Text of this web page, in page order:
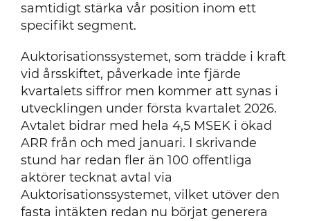
samtidigt stärka vår position inom ett
specifikt segment.
Auktorisationssystemet, som trädde i kraft
vid årsskiftet, påverkade inte fjärde
kvartalets siffror men kommer att synas i
utvecklingen under första kvartalet 2026.
Avtalet bidrar med hela 4,5 MSEK i ökad
ARR från och med januari. I skrivande
stund har redan fler än 100 offentliga
aktörer tecknat avtal via
Auktorisationssystemet, vilket utöver den
fasta intäkten redan nu börjat generera